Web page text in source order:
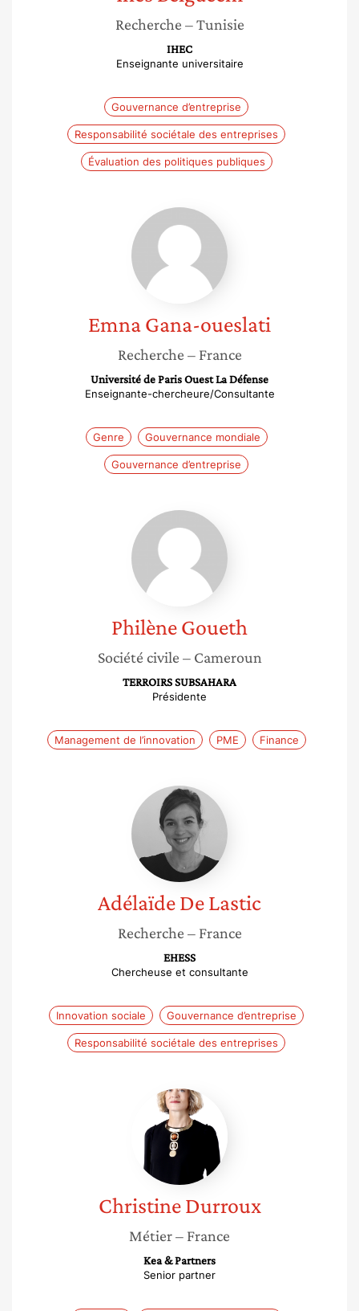
Recherche – Tunisie
IHEC
Enseignante universitaire
Gouvernance d’entreprise
Responsabilité sociétale des entreprises
Évaluation des politiques publiques
Emna
Gana-
oueslati
EmnaGana-oueslati
Recherche – France
Université de Paris Ouest La Défense
Enseignante-chercheure/Consultante
Genre Gouvernance mondiale
Gouvernance d’entreprise
Philène
Goueth
PhilèneGoueth
Société civile – Cameroun
TERROIRS SUBSAHARA
Présidente
Management de l’innovation PME Finance
Adélaïde
De
Lastic
AdélaïdeDe Lastic
Recherche – France
EHESS
Chercheuse et consultante
Innovation sociale Gouvernance d’entreprise
Responsabilité sociétale des entreprises
Christine
Durroux
Christine Durroux
Métier– France
Kea & Partners
Senior partner